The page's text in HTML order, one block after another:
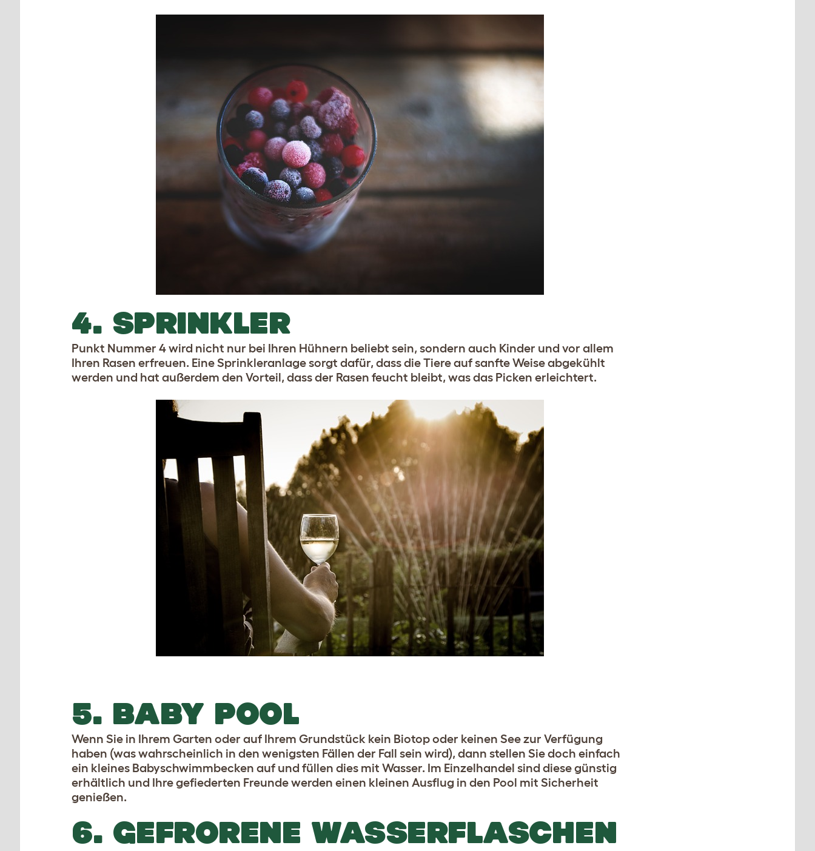
4. SPRINKLER
Punkt Nummer 4 wird nicht nur bei Ihren Hühnern beliebt sein, sondern auch Kinder und vor allem
Ihren Rasen erfreuen. Eine Sprinkleranlage sorgt dafür, dass die Tiere auf sanfte Weise abgekühlt
werden und hat außerdem den Vorteil, dass der Rasen feucht bleibt, was das Picken erleichtert.
5. BABY POOL
Wenn Sie in Ihrem Garten oder auf Ihrem Grundstück kein Biotop oder keinen See zur Verfügung
haben (was wahrscheinlich in den wenigsten Fällen der Fall sein wird), dann stellen Sie doch einfach
ein kleines Babyschwimmbecken auf und füllen dies mit Wasser. Im Einzelhandel sind diese günstig
erhältlich und Ihre gefiederten Freunde werden einen kleinen Ausflug in den Pool mit Sicherheit
genießen.
6. GEFRORENE WASSERFLASCHEN